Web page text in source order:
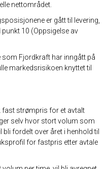
nettområdet.
er gått til levering,
10 (Oppsigelse av
Fjordkraft har inngått på
markedsrisikoen knyttet til
fast strømpris for et avtalt
selv hvor stort volum som
fordelt over året i henhold til
for fastpris etter avtale